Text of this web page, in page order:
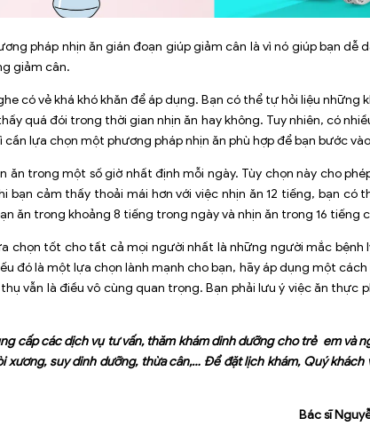
pháp nhịn ăn gián đoạn giúp giảm cân là vì nó giúp bạn
giảm cân.
có vẻ khá khó khăn để áp dụng. Bạn có thể tự hỏi liệu những
quá đói trong thời gian nhịn ăn hay không. Tuy nhiên, có
lựa chọn một phương pháp nhịn ăn phù hợp để bạn bước
trong một số giờ nhất định mỗi ngày. Tùy chọn này cho
bạn cảm thấy thoải mái hơn với việc nhịn ăn 12 tiếng, bạn
ăn trong khoảng 8 tiếng trong ngày và nhịn ăn trong 16 tiếng
chọn tốt cho tất cả mọi người nhất là những người mắc
đó là một lựa chọn lành mạnh cho bạn, hãy áp dụng một
vẫn là điều vô cùng quan trọng. Bạn phải lưu ý việc ăn
cấp các dịch vụ tư vấn, thămkhám dinh dưỡngcho trẻ em và
xương, suy dinh dưỡng, thừa cân,… Để đặt lịch khám, Quý khách
Bác sĩ